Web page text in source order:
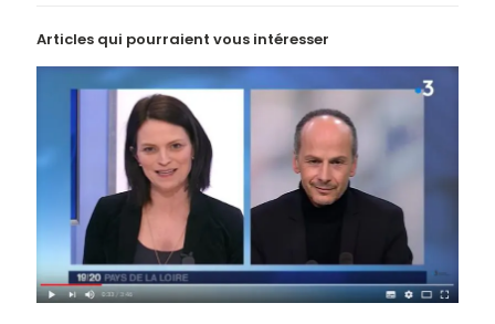
Articles qui pourraient vous intéresser